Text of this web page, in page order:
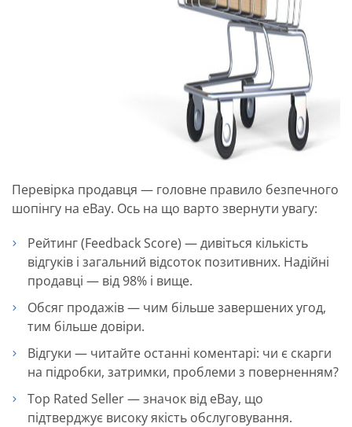
Перевірка продавця — головне правило безпечного
шопінгу на eBay. Ось на що варто звернути увагу:
Рейтинг (Feedback Score) — дивіться кількість
відгуків і загальний відсоток позитивних. Надійні
продавці — від 98% і вище.
Обсяг продажів — чим більше завершених угод,
тим більше довіри.
Відгуки — читайте останні коментарі: чи є скарги
на підробки, затримки, проблеми з поверненням?
Top Rated Seller — значок від eBay, що
підтверджує високу якість обслуговування.